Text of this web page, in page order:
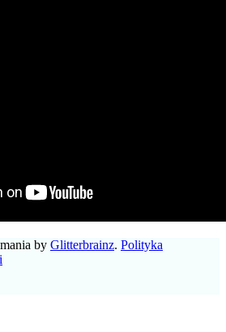
by Glitterbrainz. Polityka